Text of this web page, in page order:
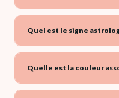
Quel est le signe
Quelle est la couleur